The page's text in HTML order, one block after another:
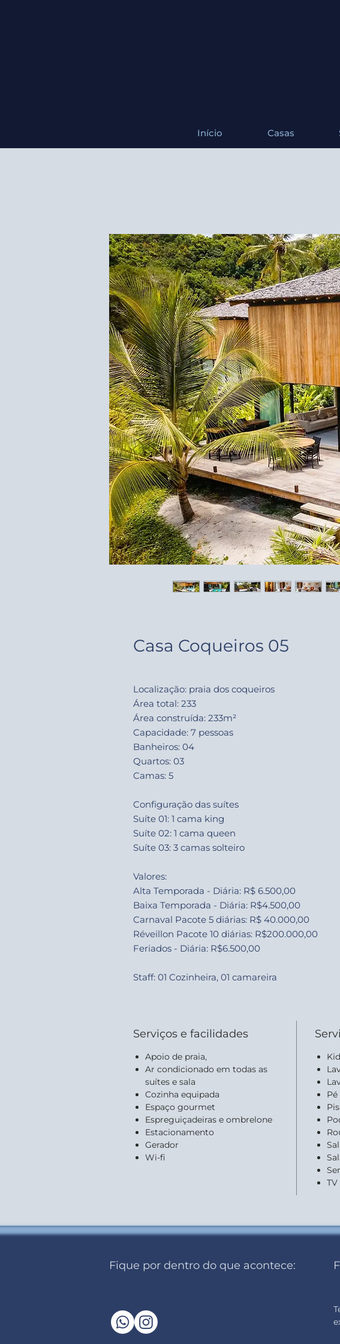
Início Casas
Casa Coqueiros 05
Localização: praia dos coqueiros
Área total: 233
Área construída: 233m²
Capacidade: 7 pessoas
Banheiros: 04
Quartos: 03
Camas: 5
Configuração das suítes
Suíte 01: 1 cama king
Suíte 02: 1 cama queen
Suíte 03: 3 camas solteiro
Valores:
Alta Temporada - Diária: R$ 6.500,00
Baixa Temporada - Diária: R$4.500,00
Carnaval Pacote 5 diárias: R$ 40.000,00
Réveillon Pacote 10 diárias: R$200.000,00
Feriados - Diária: R$6.500,00
Staff: 01 Cozinheira, 01 camareira
Serviços e facilidades
Apoio de praia,
Ar condicionado em todas as
suítes e sala
Cozinha equipada
Espaço gourmet
Espreguiçadeiras e ombrelone
Estacionamento
Gerador
Wi-fi
Pé
Fique por dentro do que acontece: